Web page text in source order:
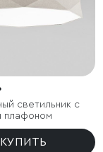
светильник с
плафоном
КУПИТЬ